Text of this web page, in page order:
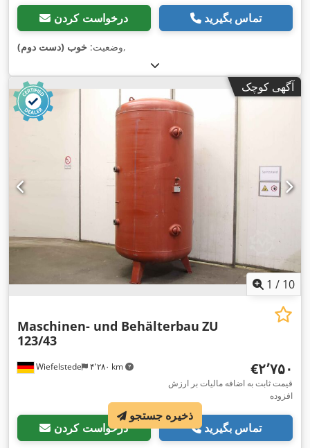
درخواست کردن تماس بگیرید
وضعیت: خوب (دست دوم) ,
آگهی کوچک
1 / 10
Wiefelstede ۴٬۲۸۰ km
Maschinen- und Behälterbau ZU
123/43
‎€۲٬۷۵۰
قیمت ثابت به اضافه مالیات بر ارزش
افزوده
درخواست کردن تماس بگیرید
ذخیره جستجو